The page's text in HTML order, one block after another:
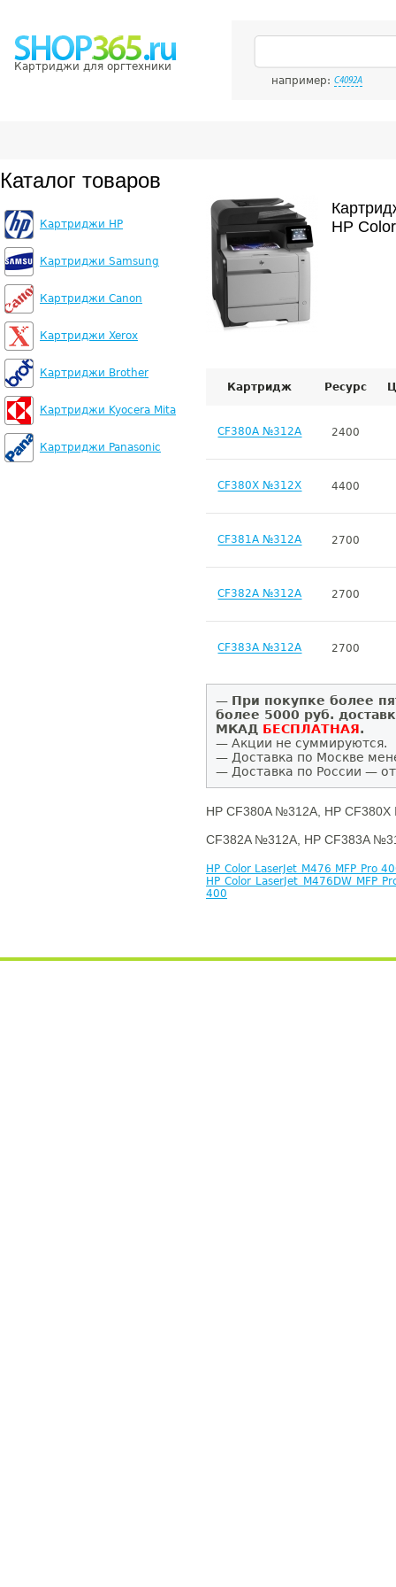
Картриджи для оргтехники
например: C4092A
Каталог товаров
Картриджи HP
Картриджи Samsung
Картриджи Canon
Картриджи Xerox
Картриджи Brother
Картриджи Kyocera Mita
Картриджи Panasonic
HP
Картридж Ресурс
CF380A №312A 2400
CF380X №312X 4400
CF381A №312A 2700
CF382A №312A 2700
CF383A №312A 2700
— При покупке более
более 5000 руб.
МКАД БЕСПЛАТНАЯ.
— Акции не суммируются.
— Доставка по Москве
— Доставка по России —
HP CF380A №312A, HP
CF382A №312A, HP CF383A
HP Color LaserJet M476 MFP Pro
HP Color LaserJet M476DW MFP
400